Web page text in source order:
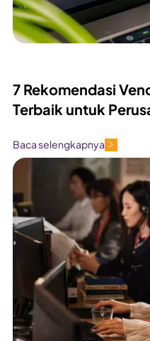
7 Rekomendasi
Terbaik untuk
Baca selengkapnya